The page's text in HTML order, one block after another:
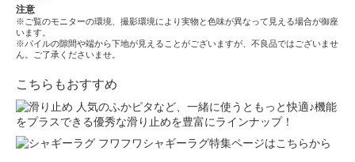
注意
※ご覧のモニターの環境、撮影環境により実物と色味が異なって見える場合が御座
います。
※パイルの隙間や端から下地が見えることがございますが、不良品ではございませ
ん。ご了承くださいませ。
こちらもおすすめ
人気のふかピタなど、一緒に使うともっと快適♪機能
をプラスできる優秀な滑り止めを豊富にラインナップ！
フワフワシャギーラグ特集ページはこちらから